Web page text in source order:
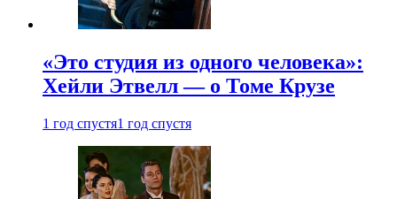
«Это студия из одного человека»:
Хейли Этвелл — о Томе Крузе
1 год спустя1 год спустя